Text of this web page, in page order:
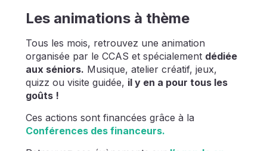
Les animations à thème
Tous les mois, retrouvez une animation
organisée par le CCAS et spécialement dédiée
aux séniors. Musique, atelier créatif, jeux,
quizz ou visite guidée, il y en a pour tous les
goûts !
Ces actions sont financées grâce à la
Conférences des financeurs.